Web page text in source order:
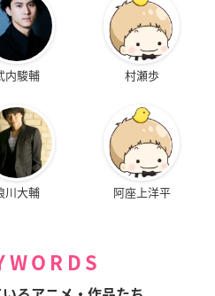
内駿輔 村瀬歩
川大輔 阿座上洋平